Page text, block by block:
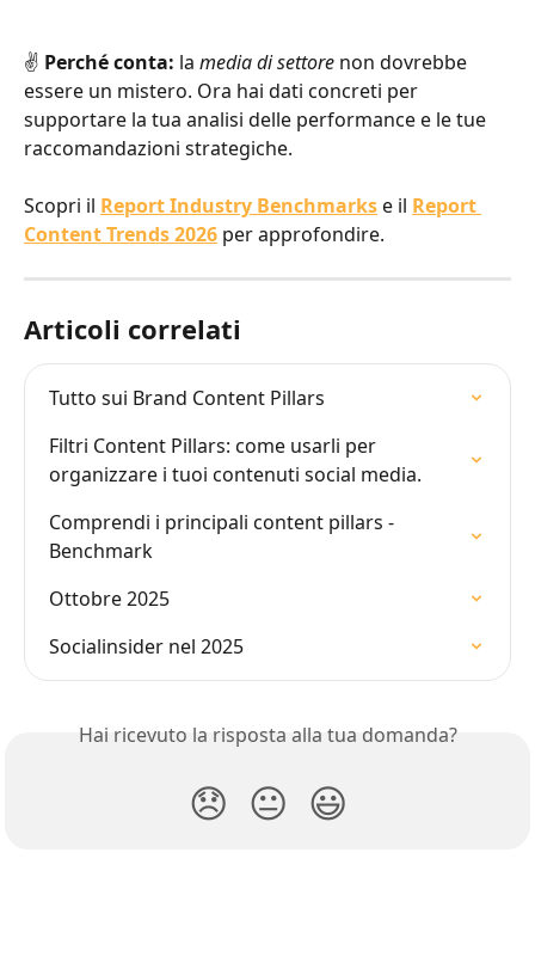
✌️ Perché conta: la media di settore non dovrebbe
essere un mistero. Ora hai dati concreti per
supportare la tua analisi delle performance e le tue
raccomandazioni strategiche.
Scopri il Report Industry Benchmarks e il Report
Content Trends 2026 per approfondire.
Articoli correlati
Tutto sui Brand Content Pillars
Filtri Content Pillars: come usarli per
organizzare i tuoi contenuti social media.
Comprendi i principali content pillars -
Benchmark
Ottobre 2025
Socialinsider nel 2025
Hai ricevuto la risposta alla tua domanda?
😞 😐 😃